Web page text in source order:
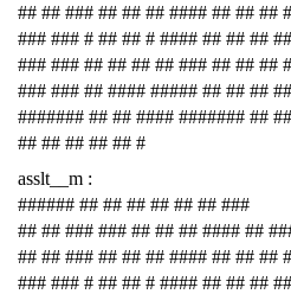
## ## ### ## ## ## #### ## ## ##
### ### # ## ## # #### ## ## ##
### ### ## ## ## ## ### ## ## ##
### ### ## #### ##### ## ## ##
####### ## ## #### ####### ##
## ## ## ## ## #
asslt__m :
###### ## ## ## ## ## ## ###
## ## ### ### ## ## ## #### ##
## ## ### ## ## ## #### ## ## ##
### ### # ## ## # #### ## ## ##